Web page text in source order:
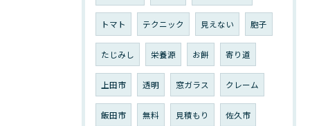
トマト テクニック 見えない 胞子
たじみし 栄養源 お餅 寄り道
上田市 透明 窓ガラス クレーム
飯田市 無料 見積もり 佐久市